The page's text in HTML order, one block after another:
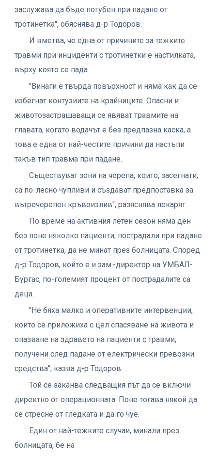
заслужава да бъде погубен при падане от
тротинетка", обяснява д-р Тодоров.
И вметва, че една от причините за тежките
травми при инциденти с тротинетки е настилката,
върху която се пада.
"Винаги е твърда повърхност и няма как да се
избегнат контузиите на крайниците. Опасни и
животозастрашаващи се явяват травмите на
главата, когато водачът е без предпазна каска, а
това е една от най-честите причини да настъпи
такъв тип травма при падане.
Съществуват зони на черепа, които, засегнати,
са по-лесно чупливи и създават предпоставка за
вътречерепен кръвоизлив", разяснява лекарят.
По време на активния летен сезон няма ден
без поне няколко пациенти, пострадали при падане
от тротинетка, да не минат през болницата. Според
д-р Тодоров, който е и зам.-директор на УМБАЛ-
Бургас, по-големият процент от пострадалите са
деца.
"Не бяха малко и оперативните интервенции,
които се приложиха с цел спасяване на живота и
опазване на здравето на пациенти с травми,
получени след падане от електрически превозни
средства", казва д-р Тодоров.
Той се заканва следващия път да се включи
директно от операционната. Поне тогава някой да
се стресне от гледката и да го чуе.
Един от най-тежките случаи, минали през
болницата, бе на